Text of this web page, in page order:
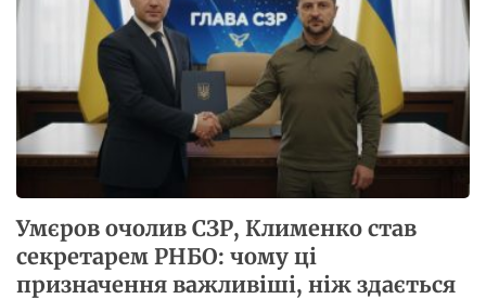
Умєров очолив СЗР, Клименко став
секретарем РНБО: чому ці
призначення важливіші, ніж здається